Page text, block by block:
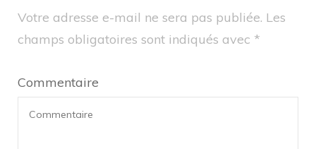
Votre adresse e-mail ne sera pas publiée. Les
champs obligatoires sont indiqués avec *
Commentaire